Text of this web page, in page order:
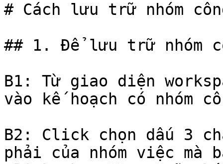
# Cách lưu trữ nhóm
## 1. Để lưu trữ nhóm
B1: Từ giao diện
vào kế hoạch có nhóm
B2: Click chọn dấu 3
phải của nhóm việc mà